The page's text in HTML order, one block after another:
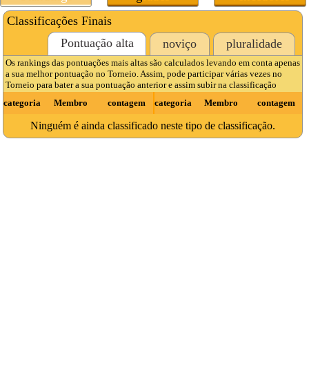
Classificações Finais
Pontuação alta
noviço pluralidade
Os rankings das pontuações mais altas são calculados levando em conta apenas
a sua melhor pontuação no Torneio. Assim, pode participar várias vezes no
Torneio para bater a sua pontuação anterior e assim subir na classificação
categoria
Membro contagem categoria Membro contagem
Ninguém é ainda classificado neste tipo de classificação.